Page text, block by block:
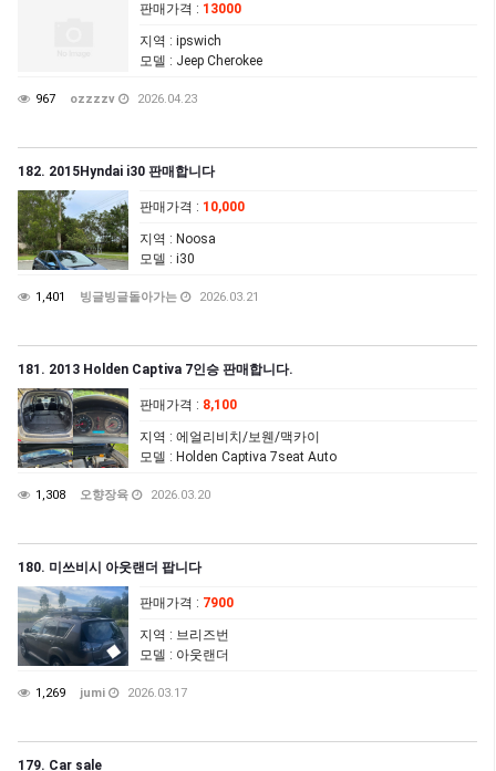
판매가격 : 13000
지역 : ipswich
모델 : Jeep Cherokee
967 ozzzzv 2026.04.23
182. 2015Hyndai i30 판매합니다
판매가격 : 10,000
지역 : Noosa
모델 : i30
1,401 빙글빙글돌아가는 2026.03.21
181. 2013 Holden Captiva 7인승 판매합니다.
판매가격 : 8,100
지역 : 에얼리비치/보웬/맥카이
모델 : Holden Captiva 7seat Auto
1,308 오향장육 2026.03.20
180. 미쓰비시 아웃랜더 팝니다
판매가격 : 7900
지역 : 브리즈번
모델 : 아웃랜더
1,269 jumi 2026.03.17
179. Car sale